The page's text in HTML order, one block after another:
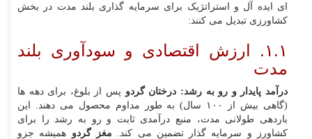
ای ایده‌ آل و استراتژیک برای سرمایه‌ گذاری بلند مدت در بخش
کشاورزی تبدیل می‌ کنند:
۱.۱. ارزش اقتصادی و سودآوری بلند
مدت
درآمد پایدار و رو به رشد: درختان گردو پس از بلوغ، برای دهه‌ ها
(گاهی بیش از ۱۰۰ سال) به طور مداوم محصول می‌ دهند. این
باردهی طولانی‌ مدت، منبع درآمدی ثابت و رو به رشد را برای
کشاورز و سرمایه‌ گذار تضمین می‌ کند. مغز گردو همیشه جزو